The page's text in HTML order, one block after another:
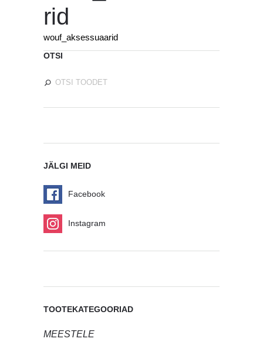
rid
wouf_aksessuaarid
OTSI
JÄLGI MEID
Facebook
Instagram
TOOTEKATEGOORIAD
MEESTELE